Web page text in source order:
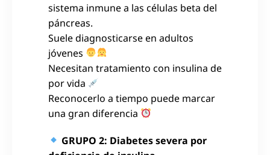
sistema inmune a las células beta del
páncreas.
Suele diagnosticarse en adultos
jóvenes
Necesitan tratamiento con insulina de
por vida
Reconocerlo a tiempo puede marcar
una gran diferencia
GRUPO 2: Diabetes severa por